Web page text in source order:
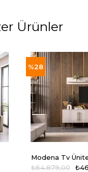
Ürünler
Modena Tv
₺64.879,00
%28